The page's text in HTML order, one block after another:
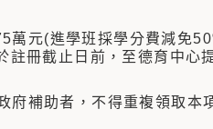
萬元(進學班採學分費減免
註冊截止日前，至德育中心
府補助者，不得重複領取本